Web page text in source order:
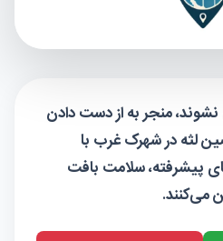
نشوند، منجر به از دست دادن
لثه در شهرک غرب با
پیشرفته، سلامت بافت
می‌کنند.